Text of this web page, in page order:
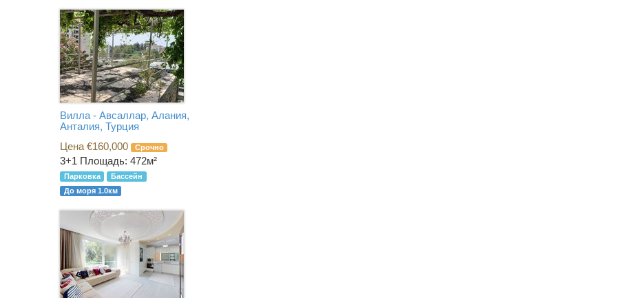
Вилла - Авсаллар, Алания,
Анталия, Турция
Цена €160,000
Срочно
3+1 Площадь: 472м²
Парковка
Бассейн
До моря 1.0км